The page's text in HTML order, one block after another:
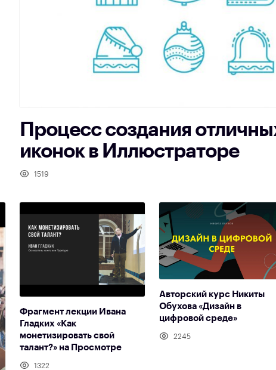
Процесс создания
иконок в Иллюстраторе
1519
Фрагмент лекции Ивана
Гладких «Как
монетизировать свой
талант?» на Просмотре
1322
Авторский курс Никиты
Обухова «Дизайн в
цифровой среде»
2245